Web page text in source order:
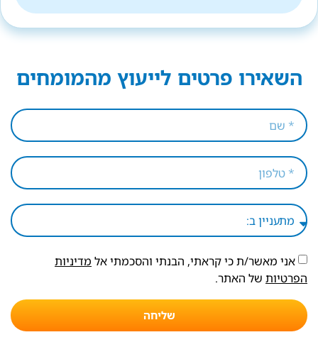
השאירו פרטים לייעוץ מהמומחים
אני מאשר/ת כי קראתי, הבנתי והסכמתי אל מדיניות
הפרטיות של האתר.
שליחה